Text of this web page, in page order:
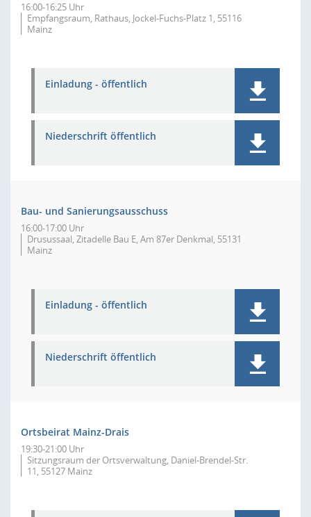
16:00-16:25 Uhr
Empfangsraum, Rathaus, Jockel-Fuchs-Platz 1, 55116
Mainz
Einladung - öffentlich
Niederschrift öffentlich
Bau- und Sanierungsausschuss
16:00-17:00 Uhr
Drusussaal, Zitadelle Bau E, Am 87er Denkmal, 55131
Mainz
Einladung - öffentlich
Niederschrift öffentlich
Ortsbeirat Mainz-Drais
19:30-21:00 Uhr
Sitzungsraum der Ortsverwaltung, Daniel-Brendel-Str.
11, 55127 Mainz